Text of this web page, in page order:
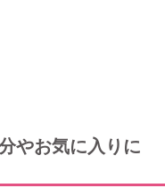
やお気に入りに